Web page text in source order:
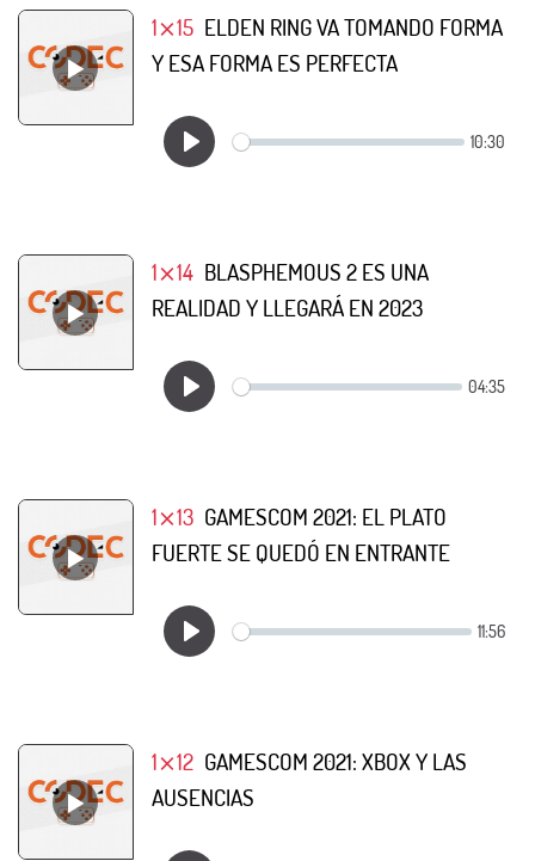
1⨯15 ELDEN RING VA TOMANDO FORMA
Y ESA FORMA ES PERFECTA
1⨯14 BLASPHEMOUS 2 ES UNA
REALIDAD Y LLEGARÁ EN 2023
1⨯13 GAMESCOM 2021: EL PLATO
FUERTE SE QUEDÓ EN ENTRANTE
1⨯12 GAMESCOM 2021: XBOX Y LAS
AUSENCIAS